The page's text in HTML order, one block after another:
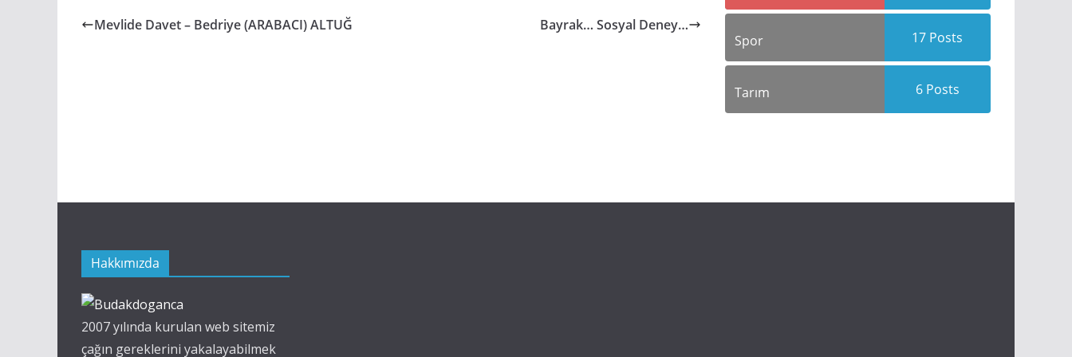
Mevlide Davet – Bedriye (ARABACI) ALTUĞ
Bayrak… Sosyal Deney…
Spor
17 Posts
Tarım 6 Posts
Hakkımızda
2007 yılında kurulan web sitemiz
çağın gereklerini yakalayabilmek